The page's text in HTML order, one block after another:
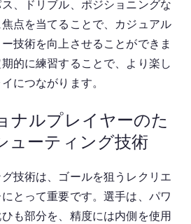
、ドリブル、ポジショニングな
点を当てることで、カジュアル
技術を向上させることができま
的に練習することで、より楽し
につながります。
ナルプレイヤーのた
ューティング技術
技術は、ゴールを狙うレクリエ
とって重要です。選手は、パワ
も部分を、精度には内側を使用